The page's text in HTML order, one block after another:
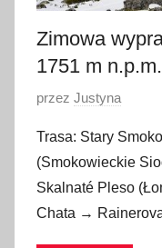
Zimowa
1751 m
O
u
b
l
i
przez Justyna
Trasa: Stary
(Smokowieckie
Skalnaté Pleso
Chata →